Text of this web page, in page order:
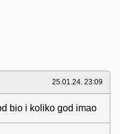
25.01.24. 23:09
bio i koliko god imao